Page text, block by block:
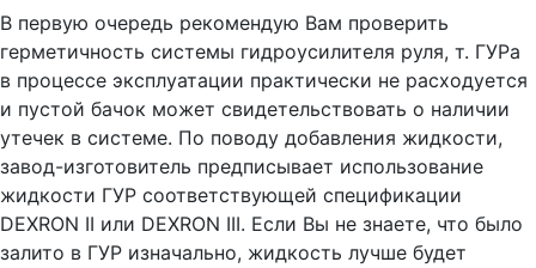
В первую очередь рекомендую Вам проверить
герметичность системы гидроусилителя руля, т. ГУРа
в процессе эксплуатации практически не расходуется
и пустой бачок может свидетельствовать о наличии
утечек в системе. По поводу добавления жидкости,
завод-изготовитель предписывает использование
жидкости ГУР соответствующей спецификации
DEXRON II или DEXRON III. Если Вы не знаете, что было
залито в ГУР изначально, жидкость лучше будет